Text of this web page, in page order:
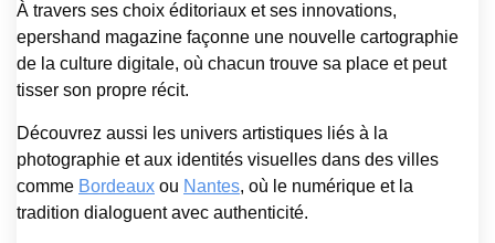
À travers ses choix éditoriaux et ses innovations,
epershand magazine façonne une nouvelle cartographie
de la culture digitale, où chacun trouve sa place et peut
tisser son propre récit.
Découvrez aussi les univers artistiques liés à la
photographie et aux identités visuelles dans des villes
comme Bordeaux ou Nantes, où le numérique et la
tradition dialoguent avec authenticité.